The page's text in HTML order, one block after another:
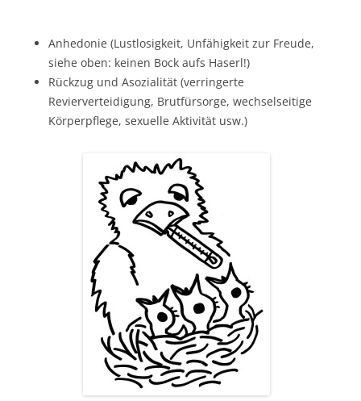
Anhedonie (Lustlosigkeit, Unfähigkeit zur Freude,
siehe oben: keinen Bock aufs Haserl!)
Rückzug und Asozialität (verringerte
Revierverteidigung, Brutfürsorge, wechselseitige
Körperpflege, sexuelle Aktivität usw.)